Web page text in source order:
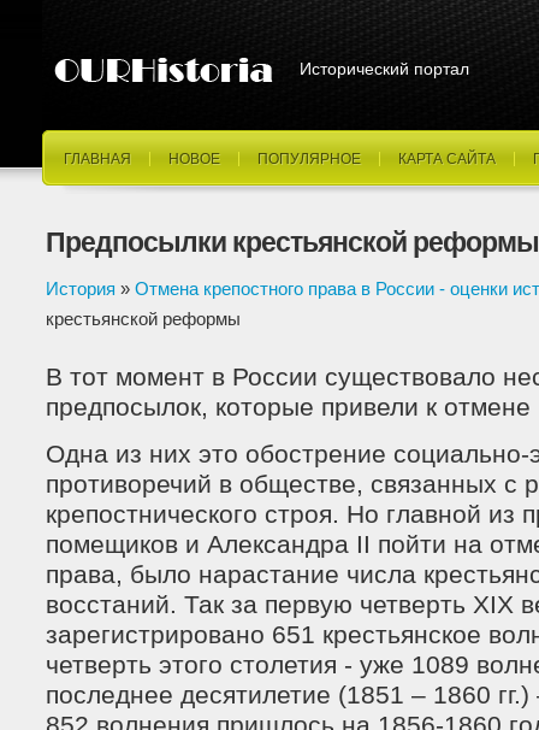
Исторический портал
ГЛАВНАЯ НОВОЕ ПОПУЛЯРНОЕ КАРТА САЙТА
Предпосылки крестьянской реформы
История » Отмена крепостного права в России - оценки
крестьянской реформы
В тот момент в России существовало
предпосылок, которые привели к отмене
Одна из них это обострение социально-
противоречий в обществе, связанных с
крепостнического строя. Но главной из
помещиков и Александра II пойти на
права, было нарастание числа
восстаний. Так за первую четверть XIX
зарегистрировано 651 крестьянское
четверть этого столетия - уже 1089
последнее десятилетие (1851 – 1860